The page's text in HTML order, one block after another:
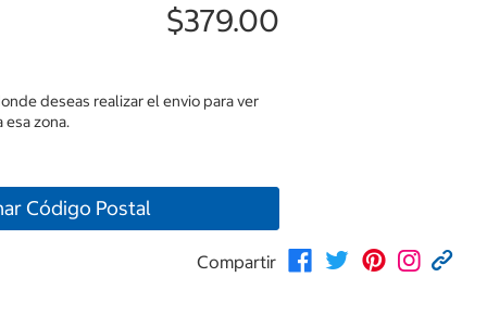
$379.00
deseas realizar el envio para ver
zona.
Código Postal
Compartir